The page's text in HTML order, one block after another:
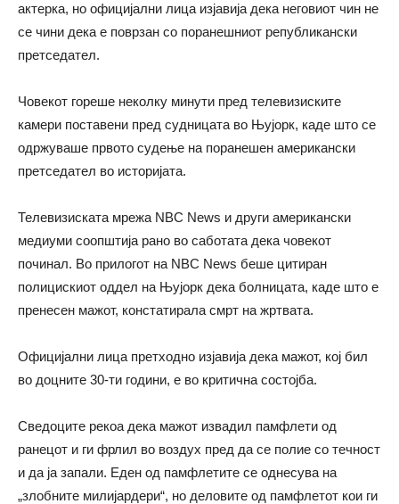
актерка, но официјални лица изјавија дека неговиот чин не
се чини дека е поврзан со поранешниот републикански
претседател.
Човекот гореше неколку минути пред телевизиските
камери поставени пред судницата во Њујорк, каде што се
одржуваше првото судење на поранешен американски
претседател во историјата.
Телевизиската мрежа NBC News и други американски
медиуми соопштија рано во саботата дека човекот
починал. Во прилогот на NBC News беше цитиран
полицискиот оддел на Њујорк дека болницата, каде што е
пренесен мажот, констатирала смрт на жртвата.
Официјални лица претходно изјавија дека мажот, кој бил
во доцните 30-ти години, е во критична состојба.
Сведоците рекоа дека мажот извадил памфлети од
ранецот и ги фрлил во воздух пред да се полие со течност
и да ја запали. Еден од памфлетите се однесува на
„злобните милијардери“, но деловите oд памфлетот кои ги